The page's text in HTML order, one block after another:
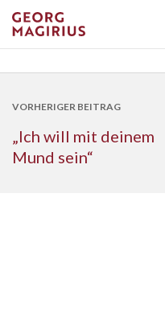
VORHERIGER BEITRAG
„Ich will mit deinem
Mund sein“